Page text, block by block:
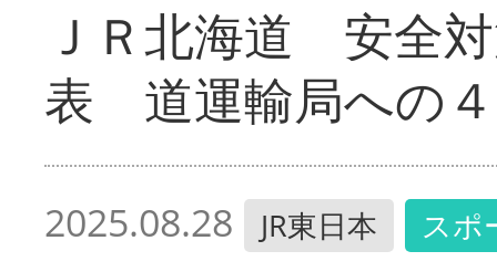
ＪＲ北海道 安全
表 道運輸局への
2025.08.28 JR東日本 スポ